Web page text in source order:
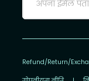
Refund/Return/